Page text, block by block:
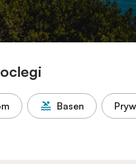
Basen